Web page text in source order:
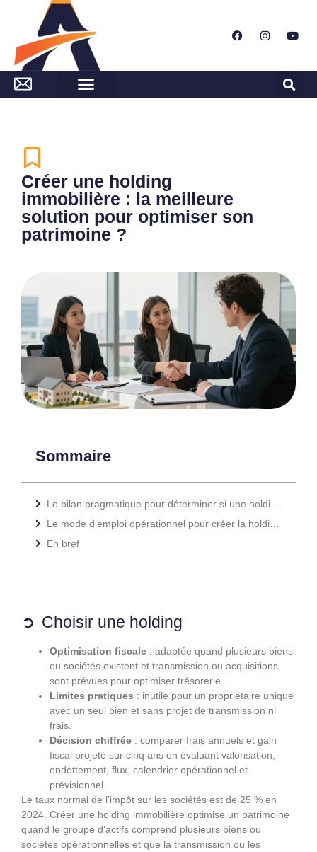
Créer une holding
immobilière : la meilleure
solution pour optimiser son
patrimoine ?
Sommaire
En bref
Choisir une holding
Optimisation fiscale : adaptée quand plusieurs biens
ou sociétés existent et transmission ou acquisitions
sont prévues pour optimiser trésorerie.
Limites pratiques : inutile pour un propriétaire unique
avec un seul bien et sans projet de transmission ni
frais.
Décision chiffrée : comparer frais annuels et gain
fiscal projeté sur cinq ans en évaluant valorisation,
endettement, flux, calendrier opérationnel et
prévisionnel.
Le taux normal de l’impôt sur les sociétés est de 25 % en
2024. Créer une holding immobilière optimise un patrimoine
quand le groupe d’actifs comprend plusieurs biens ou
sociétés opérationnelles et que la transmission ou les